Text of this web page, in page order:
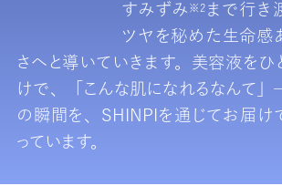
すみずみ ※2 まで行き
ツヤを秘めた生命感
さへと導いていきます。美容液をひ
けで、「こんな肌になれるなんて
の瞬間を、SHINPIを通じてお届け
っています。